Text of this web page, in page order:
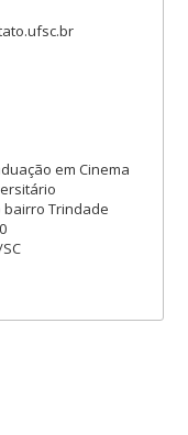
em Cinema
Trindade